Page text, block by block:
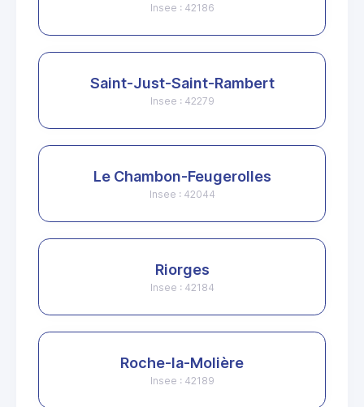
Insee : 42186
Saint-Just-Saint-Rambert
Insee : 42279
Le Chambon-Feugerolles
Insee : 42044
Riorges
Insee : 42184
Roche-la-Molière
Insee : 42189